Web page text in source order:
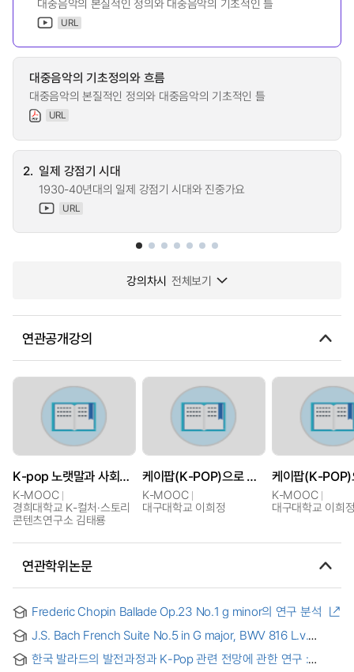
대중음악의 본질적인 정의와 대중음악의 기초적인 틀
URL
대중음악의 기초정의와 흐름
대중음악의 본질적인 정의와 대중음악의 기초적인 틀
URL
2. 일제 강점기 시대
1930-40년대의 일제 강점기 시대와 진중가요
URL
강의차시 전체보기
연관공개강의
K-pop 노랫말과 사회적 담론
K-MOOC
경희대학교 K-컬처·스토리
콘텐츠연구소 김태룡
케이팝(K-POP)으로 배우는 한국 대중문화
K-MOOC
대구대학교 이희정
K-MOOC
대구대학교 이희
연관학위논문
Frederic Chopin Ballade Op.23 No.1 g minor의 연구 분석
J.S. Bach French Suite No.5 in G major, BWV 816 L.v.
Lebewohl] F.Chopin Ballade No.1 in g minor, Op.23
한국 발라드의 발전과정과 K-Pop 관련 전망에 관한 연구 :